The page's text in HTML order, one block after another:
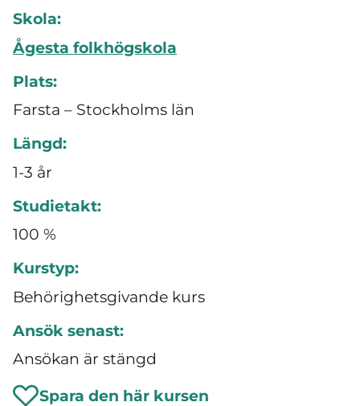
Skola:
Ågesta folkhögskola
Plats:
Farsta – Stockholms län
Längd:
1-3 år
Studietakt:
100 %
Kurstyp:
Behörighetsgivande kurs
Ansök senast:
Ansökan är stängd
Spara den här kursen